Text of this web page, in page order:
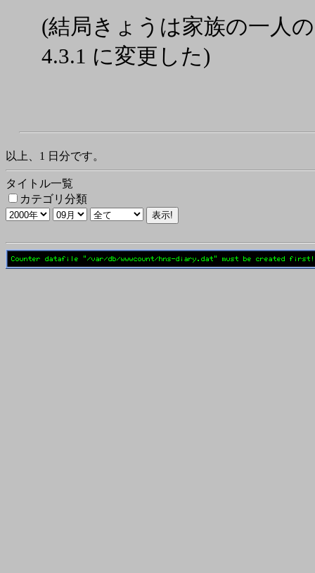
(結局きょうは家族の一人
4.3.1 に変更した)
以上、1 日分です。
タイトル一覧
カテゴリ分類